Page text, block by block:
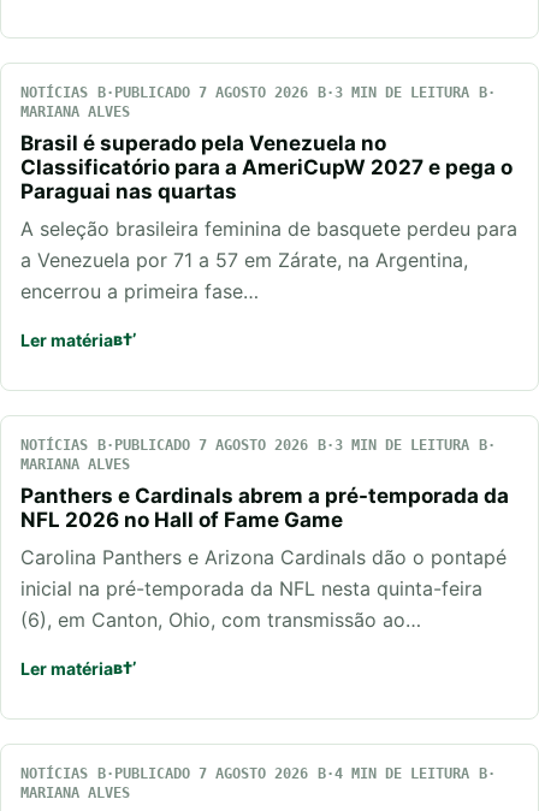
NOTÍCIAS PUBLICADO 7 AGOSTO 2026
3 MIN DE LEITURA
MARIANA ALVES
Brasil é superado pela Venezuela no
Classificatório para a AmeriCupW 2027 e pega o
Paraguai nas quartas
A seleção brasileira feminina de basquete perdeu para
a Venezuela por 71 a 57 em Zárate, na Argentina,
encerrou a primeira fase…
Ler matéria
NOTÍCIAS PUBLICADO 7 AGOSTO 2026
3 MIN DE LEITURA
MARIANA ALVES
Panthers e Cardinals abrem a pré-temporada da
NFL 2026 no Hall of Fame Game
Carolina Panthers e Arizona Cardinals dão o pontapé
inicial na pré-temporada da NFL nesta quinta-feira
(6), em Canton, Ohio, com transmissão ao…
Ler matéria
NOTÍCIAS PUBLICADO 7 AGOSTO 2026
4 MIN DE LEITURA
MARIANA ALVES